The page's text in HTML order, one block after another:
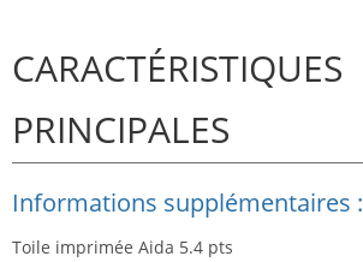
CARACTÉRISTIQUES
PRINCIPALES
Informations supplémentaires :
Toile imprimée Aida 5.4 pts